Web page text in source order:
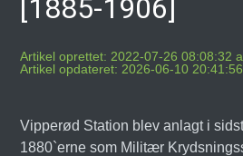
[1885-1906]
Artikel oprettet: 2022-07-26 08:08:32
Artikel opdateret: 2026-06-10
Vipperød Station blev anlagt i
1880`erne som Militær